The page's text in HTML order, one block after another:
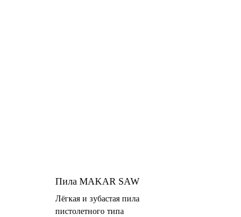
Пила MAKAR SAW
Лёгкая и зубастая пила
пистолетного типа